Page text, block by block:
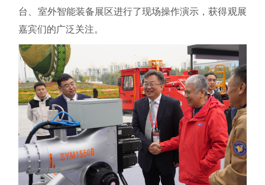
台、室外智能装备展区进行了现场操作演示，获得观展
嘉宾们的广泛关注。